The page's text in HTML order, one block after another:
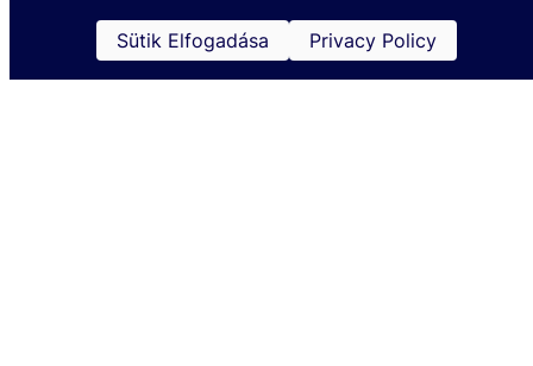
Sütik Elfogadása Privacy Policy